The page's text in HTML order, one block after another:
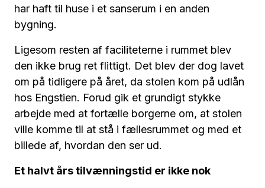
har haft til huse i et sanserum i en anden
bygning.
Ligesom resten af faciliteterne i rummet blev
den ikke brug ret flittigt. Det blev der dog lavet
om på tidligere på året, da stolen kom på udlån
hos Engstien. Forud gik et grundigt stykke
arbejde med at fortælle borgerne om, at stolen
ville komme til at stå i fællesrummet og med et
billede af, hvordan den ser ud.
Et halvt års tilvænningstid er ikke nok